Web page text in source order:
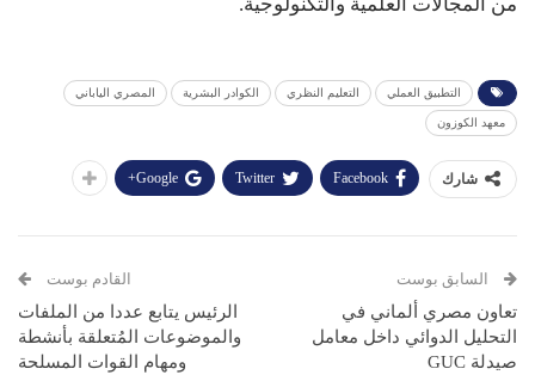
التطبيق العملي التعليم النظري الكوادر البشرية المصري الياباني
معهد الكوزون
شارك Facebook
Twitter
Google+
السابق بوست
تعاون مصري ألماني في
التحليل الدوائي داخل معامل
صيدلة GUC
القادم بوست
الرئيس يتابع عددا من الملفات
والموضوعات المُتعلقة بأنشطة
ومهام القوات المسلحة